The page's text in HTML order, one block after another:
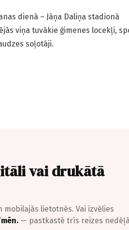
dienā – Jāņa Daliņa stadionā
viņa tuvākie ģimenes locekļi,
soļotāji.
vai drukātā
mobilajās lietotnēs. Vai izvēlies
— pastkastē trīs reizes